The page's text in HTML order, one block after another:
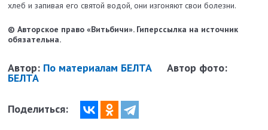
хлеб и запивая его святой водой, они изгоняют свои болезни.
© Авторское право «Витьбичи». Гиперссылка на источник
обязательна.
Автор: По материалам БЕЛТА Автор фото:
БЕЛТА
Поделиться: